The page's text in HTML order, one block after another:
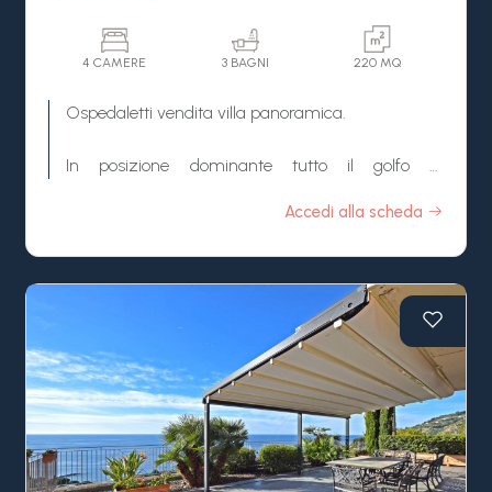
4 CAMERE 3 BAGNI 220 MQ
Ospedaletti vendita villa panoramica.
In posizione dominante tutto il golfo di
tre livelli con giardino zona relax.
spettacolare sul mare e su tutta la cittadina.
Internamente ancora da personalizzare sia come
disposizione che rifiniture.
La Proprietà in vendita ad Ospedaletti è
posizionata in una zona di sole ville indipendenti
molto riservate tra loro immerse nel verde.
Accedi alla scheda